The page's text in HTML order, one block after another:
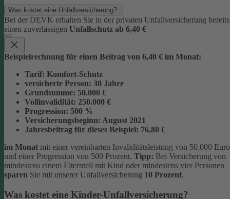
Was kostet eine Unfallversicherung?
Bei der DEVK erhalten Sie in der privaten Unfallversicherung bereits
einen zuverlässigen Unfallschutz ab 6,40 €
Beispielrechnung für einen Beitrag von 6,40 € im Monat:
Tarif: Komfort-Schutz
versicherte Person: 30 Jahre
Grundsumme: 50.000 €
Vollinvalidität: 250.000 €
Progression: 500 %
Versicherungsbeginn: August 2021
Jahresbeitrag für dieses Beispiel: 76,80 €
im Monat mit einer vereinbarten Invaliditätsleistung von 50.000 Euro
und einer Progression von 500 Prozent. Tipp: Bei Versicherung von
mindestens einem Elternteil mit Kind oder mindestens vier Personen
sparen Sie mit unserer Unfallversicherung 10 Prozent.
Was kostet eine Kinder-Unfallversicherung?